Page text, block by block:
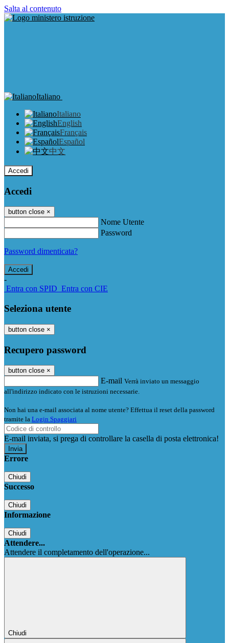
Salta al contenuto
Italiano
Italiano
English
Français
Español
中文
Accedi
Accedi
button close ×
Nome Utente
Password
Password dimenticata?
-
Entra con SPID Entra con CIE
Seleziona utente
button close ×
Recupero password
button close ×
E-mail Verrà inviato un messaggio
all'indirizzo indicato con le istruzioni necessarie.
Non hai una e-mail associata al nome utente? Effettua il reset della password
tramite la Login Spaggiari
E-mail inviata, si prega di controllare la casella di posta elettronica!
Errore
Chiudi
Successo
Chiudi
Informazione
Chiudi
Attendere...
Attendere il completamento dell'operazione...
Chiudi